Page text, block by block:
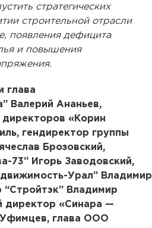
стратегических
строительной отрасли
появления дефицита
и повышения
глава
Валерий Ананьев,
«Корин
гендиректор группы
Брозовский,
73” Игорь Заводовский,
Урал” Владимир
“Стройтэк” Владимир
директор «Синара —
глава ООО